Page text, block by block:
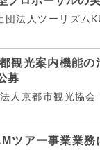
団法人ツーリズム
観光案内機能の
募
人京都市観光協
ツアー事業業